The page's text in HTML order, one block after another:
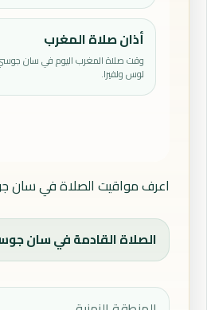
أذان صلاة المغرب
وقت صلاة المغرب اليوم في سان
لوس ولفيرا.
اعرف مواقيت الصلاة في سان
الصلاة القادمة في سان جوسي دي لوس